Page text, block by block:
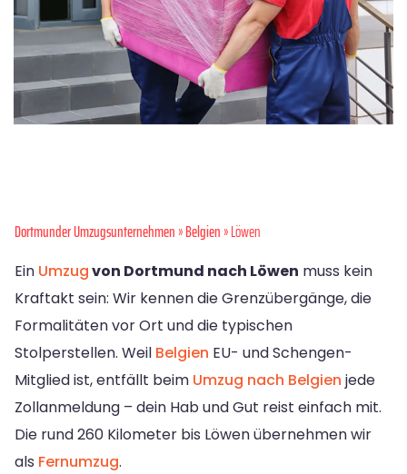
Dortmunder Umzugsunternehmen»Belgien» Löwen
Ein Umzugvon Dortmund nach Löwen muss kein
Kraftakt sein: Wir kennen die Grenzübergänge, die
Formalitäten vor Ort und die typischen
Stolperstellen. Weil Belgien EU- und Schengen-
Mitglied ist, entfällt beim Umzug nach Belgien jede
Zollanmeldung – dein Hab und Gut reist einfach mit.
Die rund 260 Kilometer bis Löwen übernehmen wir
als Fernumzug.